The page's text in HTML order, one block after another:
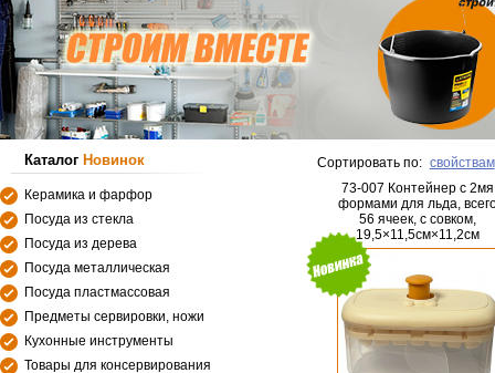
Каталог Новинок
Керамика и фарфор
Посуда из стекла
Посуда из дерева
Посуда металлическая
Посуда пластмассовая
Предметы сервировки, ножи
Кухонные инструменты
Товары для консервирования
Сортировать по: свойствам
73-007 Контейнер с 2мя
формами для льда,
56 ячеек, с совком,
19,5×11,5см×11,2см